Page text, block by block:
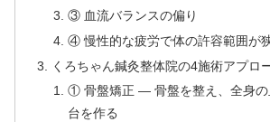
③ 血流バランスの偏り
④ 慢性的な疲労で体の許容範囲が
くろちゃん鍼灸整体院の4施術アプロ
① 骨盤矯正 — 骨盤を整え、全身の
台を作る